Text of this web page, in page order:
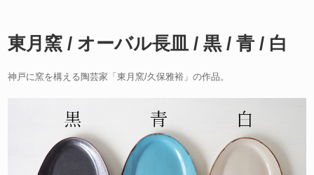
東月窯 / オーバル長皿 / 黒 / 青 / 白
神戸に窯を構える陶芸家「東月窯/久保雅裕」の作品。